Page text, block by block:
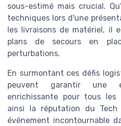
sous-estimé mais crucial.
techniques lors d'une
les livraisons de matériel, il
plans de secours en
perturbations.
En surmontant ces défis
peuvent garantir une
enrichissante pour tous les
ainsi la réputation du Tech
événement incontournable